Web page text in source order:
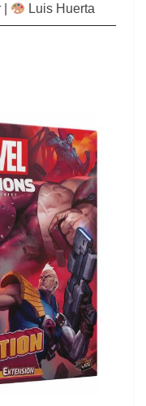
Luis Huerta